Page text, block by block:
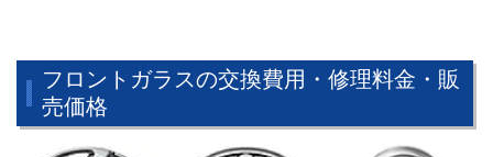
フロントガラスの交換費用・修理料金・販
売価格